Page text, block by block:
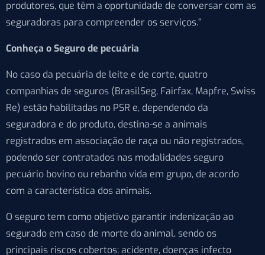
produtores, que têm a oportunidade de conversar com as
seguradoras para compreender os serviços.”
Conheça o Seguro de pecuária
No caso da pecuária de leite e de corte, quatro
companhias de seguros (BrasilSeg, Fairfax, Mapfre, Swiss
Re) estão habilitadas no PSR e, dependendo da
seguradora e do produto, destina-se a animais
registrados em associação de raça ou não registrados,
podendo ser contratados nas modalidades seguro
pecuário bovino ou rebanho vida em grupo, de acordo
com a característica dos animais.
O seguro tem como objetivo garantir indenização ao
segurado em caso de morte do animal, sendo os
principais riscos cobertos: acidente, doenças infecto